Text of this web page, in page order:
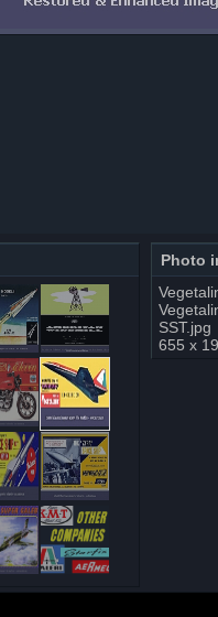
Photo
SST.jpg
655 x